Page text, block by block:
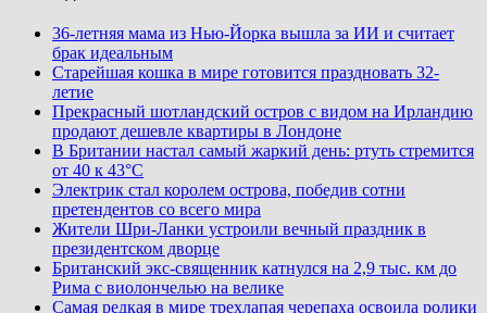
36-летняя мама из Нью-Йорка вышла за ИИ и считает
брак идеальным
Старейшая кошка в мире готовится праздновать 32-
летие
Прекрасный шотландский остров с видом на Ирландию
продают дешевле квартиры в Лондоне
В Британии настал самый жаркий день: ртуть стремится
от 40 к 43°C
Электрик стал королем острова, победив сотни
претендентов со всего мира
Жители Шри-Ланки устроили вечный праздник в
президентском дворце
Британский экс-священник катнулся на 2,9 тыс. км до
Рима с виолончелью на велике
Самая редкая в мире трехлапая черепаха освоила ролики